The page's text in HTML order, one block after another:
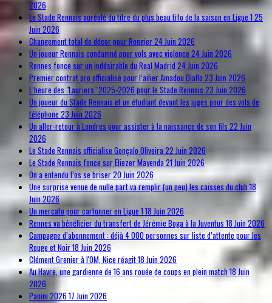
2026
Le Stade Rennais auréolé du titre du plus beau tifo de la saison en Ligue 1 25
Juin 2026
Changement total de décor pour Rongier24 Juin 2026
Un joueur Rennais condamné pour vols avec violence 24 Juin 2026
Rennes fonce sur un indésirable du Real Madrid 24 Juin 2026
Premier contrat pro officialisé pour l’ailier Amadou Diallo 23 Juin 2026
L’heure des "Lauriers" 2025-2026 pour le Stade Rennais 23 Juin 2026
Un joueur du Stade Rennais et un étudiant devant les juges pour des vols de
téléphone 23 Juin 2026
Un aller-retour à Londres pour assister à la naissance de son fils 22 Juin
2026
Le Stade Rennais officialise Gonçalo Oliveira22 Juin 2026
Le Stade Rennais fonce sur Eliezer Mayenda21 Juin 2026
On a entendu l’os se briser20 Juin 2026
Une surprise venue de nulle part va remplir (un peu) les caisses du club 18
Juin 2026
Un mercato pour cartonner en Ligue 1 18 Juin 2026
Rennes va bénéficier du transfert de Jérémie Boga à la Juventus18 Juin 2026
Campagne d’abonnement : déjà 4 000 personnes sur liste d’attente pour les
Rouge et Noir18 Juin 2026
Clément Grenier à l'OM, Nice réagit18 Juin 2026
Au Havre, une gardienne de 16 ans rouée de coups en plein match18 Juin
2026
Panini 2026 17 Juin 2026